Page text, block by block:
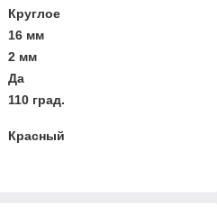
Круглое
16 мм
2 мм
Да
110 град.
Красный